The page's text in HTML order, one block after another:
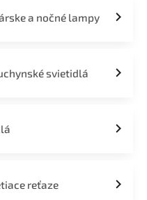
a nočné lampy
svietidlá
reťaze